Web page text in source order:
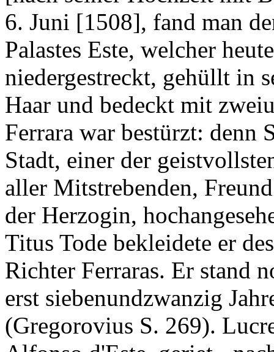
6. Juni [1508], fand man
Palastes Este, welcher
niedergestreckt, gehüllt in
Haar und bedeckt mit
Ferrara war bestürzt: denn
Stadt, einer der
aller Mitstrebenden,
der Herzogin,
Titus Tode bekleidete er
Richter Ferraras. Er stand
erst siebenundzwanzig
(Gregorovius S. 269).